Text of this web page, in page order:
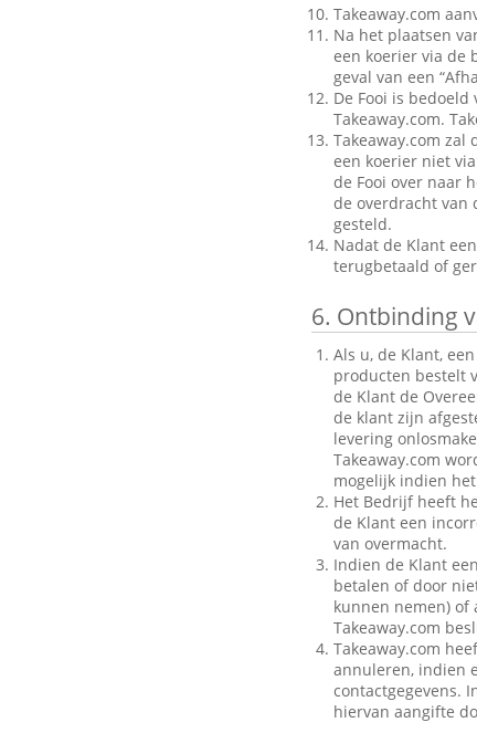
Takeaway.com
Na het plaatsen
een koerier via de
geval van een
De Fooi is
Takeaway.com.
Takeaway.com zal
een koerier niet
de Fooi over naar
de overdracht van
gesteld.
Nadat de Klant
terugbetaald of
6. Ontbinding
Als u, de Klant,
producten bestelt
de Klant de
de klant zijn
levering
Takeaway.com
mogelijk indien
Het Bedrijf heeft
de Klant een
van overmacht.
Indien de Klant
betalen of door
kunnen nemen) of
Takeaway.com
Takeaway.com
annuleren, indien
contactgegevens.
hiervan aangifte